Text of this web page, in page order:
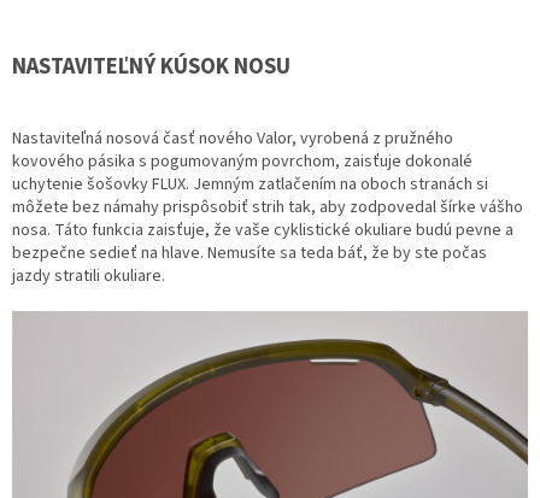
NASTAVITEĽNÝ KÚSOK NOSU
Nastaviteľná nosová časť nového Valor, vyrobená z pružného
kovového pásika s pogumovaným povrchom, zaisťuje dokonalé
uchytenie šošovky FLUX. Jemným zatlačením na oboch stranách si
môžete bez námahy prispôsobiť strih tak, aby zodpovedal šírke vášho
nosa. Táto funkcia zaisťuje, že vaše cyklistické okuliare budú pevne a
bezpečne sedieť na hlave. Nemusíte sa teda báť, že by ste počas
jazdy stratili okuliare.